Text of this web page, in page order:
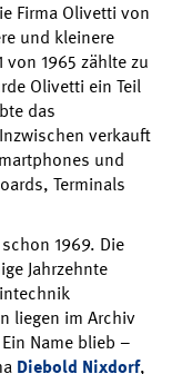
Firma Olivetti von
und kleinere
von 1965 zählte zu
Olivetti ein Teil
das
verkauft
und
Terminals
1969. Die
Jahrzehnte
liegen im Archiv
Name blieb –
Diebold Nixdorf,